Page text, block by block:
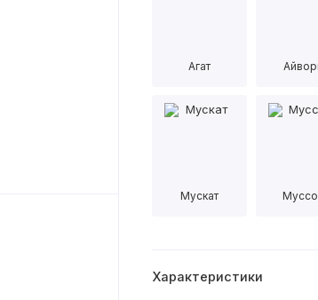
Агат
Мускат
Характеристики